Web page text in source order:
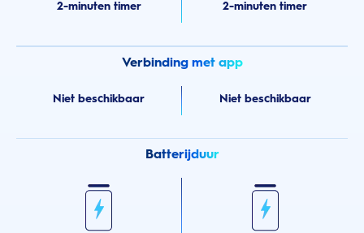
2-minuten timer 2-minuten timer
Verbinding met app
Niet beschikbaar Niet beschikbaar
Batterijduur